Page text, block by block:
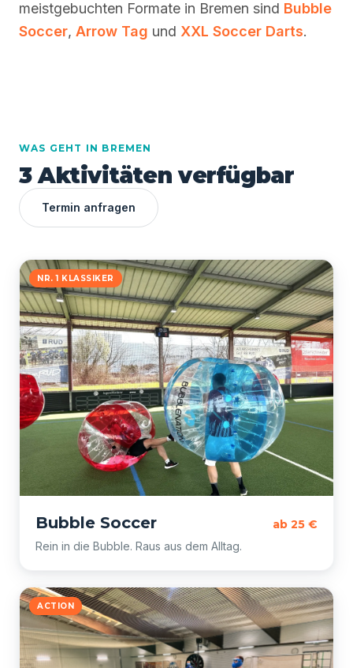
meistgebuchten Formate in Bremen sind Bubble
Soccer, Arrow Tag und XXL Soccer Darts.
WAS GEHT IN BREMEN
3 Aktivitäten verfügbar
Termin anfragen
NR. 1 KLASSIKER
Bubble Soccer ab 25 €
Rein in die Bubble. Raus aus dem Alltag.
ACTION